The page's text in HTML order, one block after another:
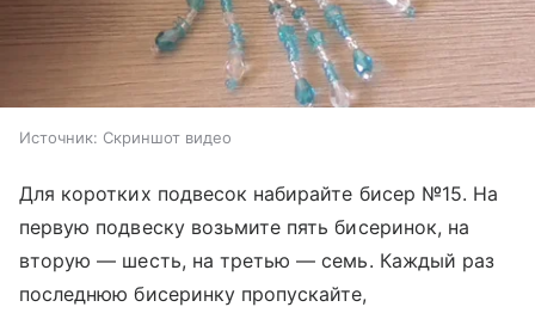
Источник: Скриншот видео
Для коротких подвесок набирайте бисер №15. На
первую подвеску возьмите пять бисеринок, на
вторую — шесть, на третью — семь. Каждый раз
последнюю бисеринку пропускайте,